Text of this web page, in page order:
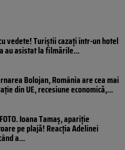
vedete! Turiștii cazați într-un hotel
au asistat la filmările...
Bolojan, România are cea mai
din UE, recesiune economică,...
Ioana Tamaş, apariție
pe plajă! Reacția Adelinei
a...